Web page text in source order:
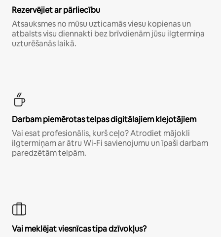
Rezervējiet ar pārliecību
Atsauksmes no mūsu uzticamās viesu kopienas un
atbalsts visu diennakti bez brīvdienām jūsu ilgtermiņa
uzturēšanās laikā.
Darbam piemērotas telpas digitālajiem klejotājiem
Vai esat profesionālis, kurš ceļo? Atrodiet mājokli
ilgtermiņam ar ātru Wi-Fi savienojumu un īpaši darbam
paredzētām telpām.
Vai meklējat viesnīcas tipa dzīvokļus?